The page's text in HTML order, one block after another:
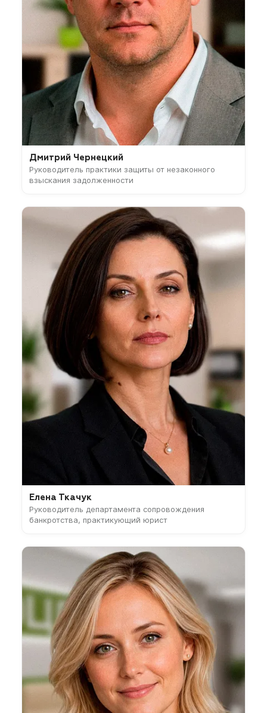
Дмитрий Чернецкий
Руководитель практики защиты от незаконного
взыскания задолженности
Елена Ткачук
Руководитель департамента сопровождения
банкротства, практикующий юрист